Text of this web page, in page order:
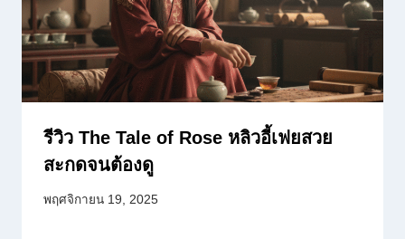
รีวิว The Tale of Rose หลิวอี้เฟยสวย
สะกดจนต้องดู
พฤศจิกายน 19, 2025